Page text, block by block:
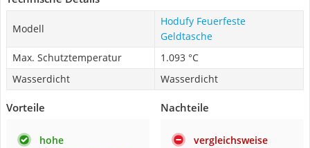
Modell
Hodufy Feuerfeste
Geldtasche
Max. Schutztemperatur
1.093 °C
Wasserdicht
Wasserdicht
Vorteile
hohe
Nachteile
vergleichsweise